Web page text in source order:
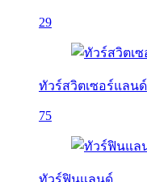
29
ทัวร์สวิตเซอร์แลนด์
75
ทัวร์ฟินแลนด์